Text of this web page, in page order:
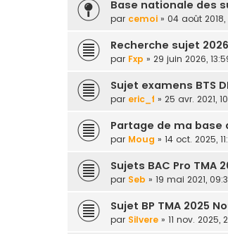
Base nationale des
par cemoi » 04 août 2018,
Recherche sujet
par Fxp » 29 juin 2026,
Sujet examens BTS
par eric_f » 25 avr. 2021,
Partage de ma base
par Moug » 14 oct. 2025,
Sujets BAC Pro TMA
par Seb » 19 mai 2021,
Sujet BP TMA 2025
par Silvere » 11 nov. 2025,